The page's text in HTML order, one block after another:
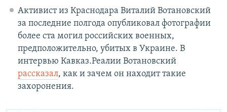
Активист из Краснодара Виталий Вотановский
за последние полгода опубликовал фотографии
более ста могил российских военных,
предположительно, убитых в Украине. В
интервью Кавказ.Реалии Вотановский
рассказал, как и зачем он находит такие
захоронения.